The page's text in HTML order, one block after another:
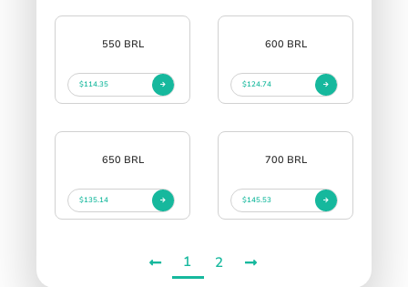
550 BRL
$114.35
600 BRL
$124.74
650 BRL
$135.14
700 BRL
$145.53
1 2